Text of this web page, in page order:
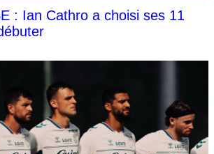
: Ian Cathro a choisi ses 11